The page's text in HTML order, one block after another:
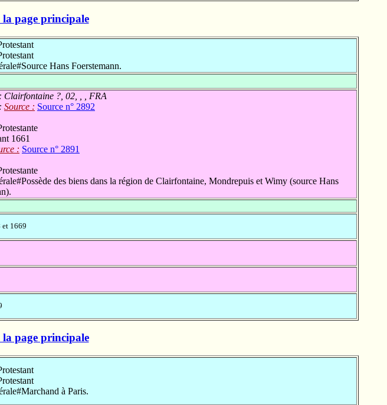
page principale
Hans Foerstemann.
Clairfontaine ?, 02, , , FRA
Source : Source n° 2892
1661
: Source n° 2891
des biens dans la région de Clairfontaine, Mondrepuis et Wimy (source Hans
et 1669
page principale
à Paris.